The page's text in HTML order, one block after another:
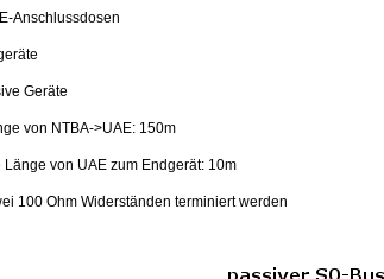
Anschlussdosen
Geräte
von NTBA->UAE: 150m
von UAE zum Endgerät: 10m
100 Ohm Widerständen terminiert werden